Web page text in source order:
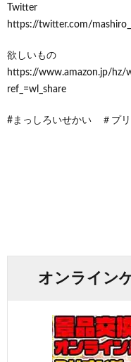
Twitter
https://twitter.com/
欲しいもの
https://www.amazon.jp/hz/
ref_=wl_share
#まっしろいせかい ＃プリ
オンライン